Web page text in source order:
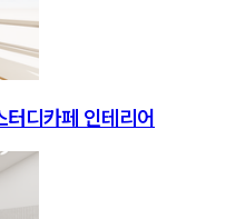
디카페 인테리어